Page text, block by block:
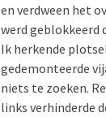
en verdween het
werd geblokkeerd
Ik herkende
gedemonteerde
niets te zoeken.
links verhinderde